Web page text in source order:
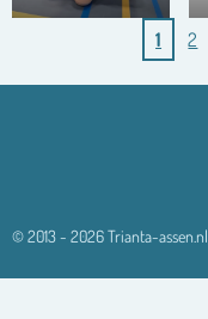
1 2
© 2013 - 2026 Trianta-assen.nl